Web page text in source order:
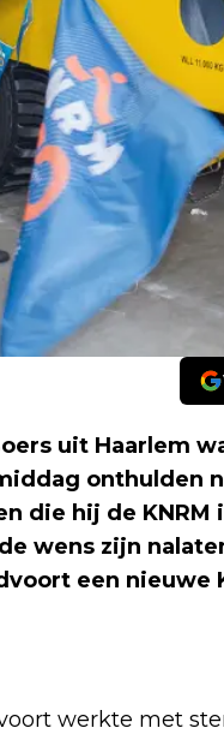
uit Haarlem
onthulden
die hij de
wens zijn
een nieuwe
werkte met